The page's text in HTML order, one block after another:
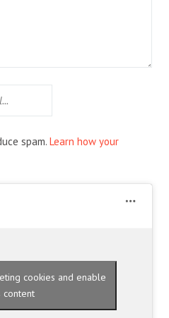
spam. Learn how your
cookies and enable
content